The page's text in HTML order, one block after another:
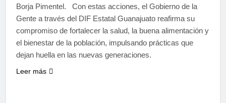
Borja Pimentel. Con estas acciones, el Gobierno de la
Gente a través del DIF Estatal Guanajuato reafirma su
compromiso de fortalecer la salud, la buena alimentación y
el bienestar de la población, impulsando prácticas que
dejan huella en las nuevas generaciones.
Leer más